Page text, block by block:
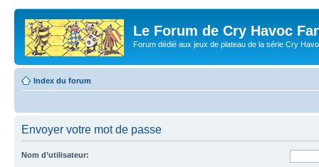
Le Forum de Cry Havoc
Forum dédié aux jeux de plateau de la série Cry
Index du forum
Envoyer votre mot de passe
Nom d’utilisateur: